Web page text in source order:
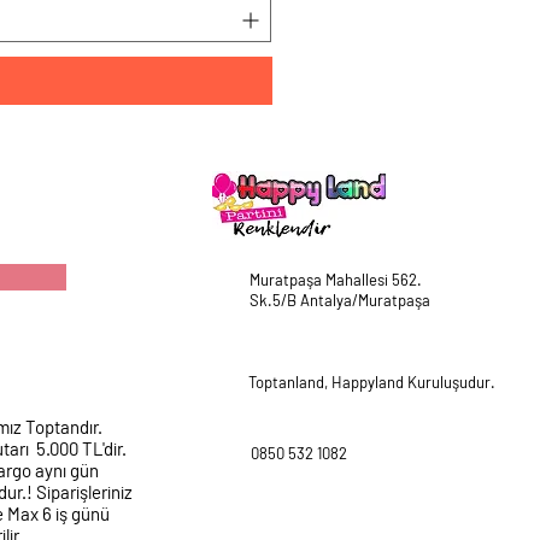
Toptandır.
5.000 TL'dir.
aynı gün
Siparişleriniz
Max 6 iş günü
Muratpaşa Mahallesi 562.
Sk.5/B Antalya/Muratpaşa
Toptanland, Happyland Kuruluşudur.
0850 532 1082